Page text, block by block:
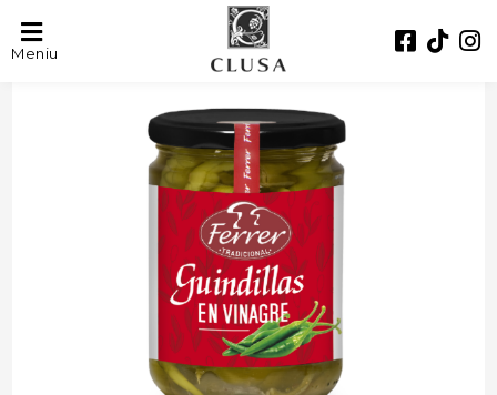
Meniu